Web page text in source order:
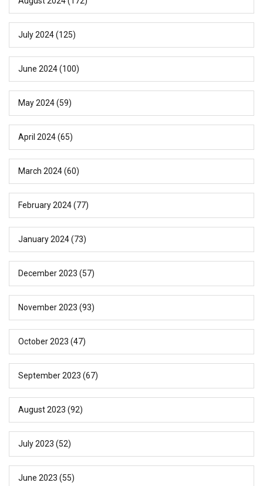
July 2024(125)
June 2024(100)
May 2024(59)
April 2024(65)
March 2024(60)
February 2024(77)
January 2024(73)
December 2023 (57)
November 2023 (93)
October 2023 (47)
September 2023 (67)
August 2023 (92)
July 2023 (52)
June 2023 (55)